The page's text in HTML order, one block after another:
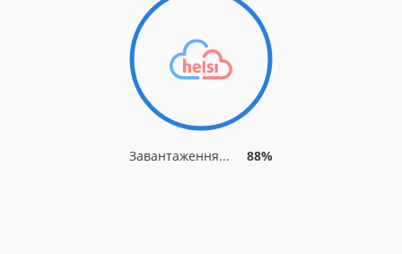
Завантаження... 88%